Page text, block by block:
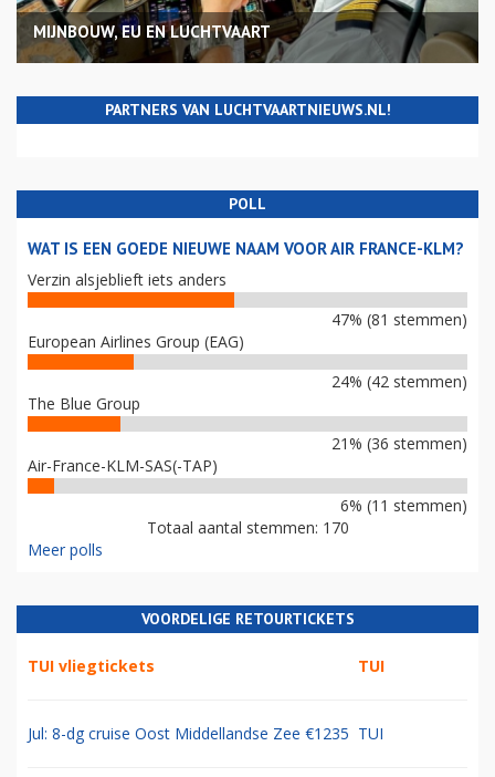
MIJNBOUW, EU EN LUCHTVAART
PARTNERS VAN LUCHTVAARTNIEUWS.NL!
POLL
WAT IS EEN GOEDE NIEUWE NAAM VOOR AIR FRANCE-KLM?
Verzin alsjeblieft iets anders
47% (81 stemmen)
European Airlines Group (EAG)
24% (42 stemmen)
The Blue Group
21% (36 stemmen)
Air-France-KLM-SAS(-TAP)
6% (11 stemmen)
Totaal aantal stemmen: 170
Meer polls
VOORDELIGE RETOURTICKETS
TUI vliegtickets TUI
Jul: 8-dg cruise Oost Middellandse Zee €1235 TUI